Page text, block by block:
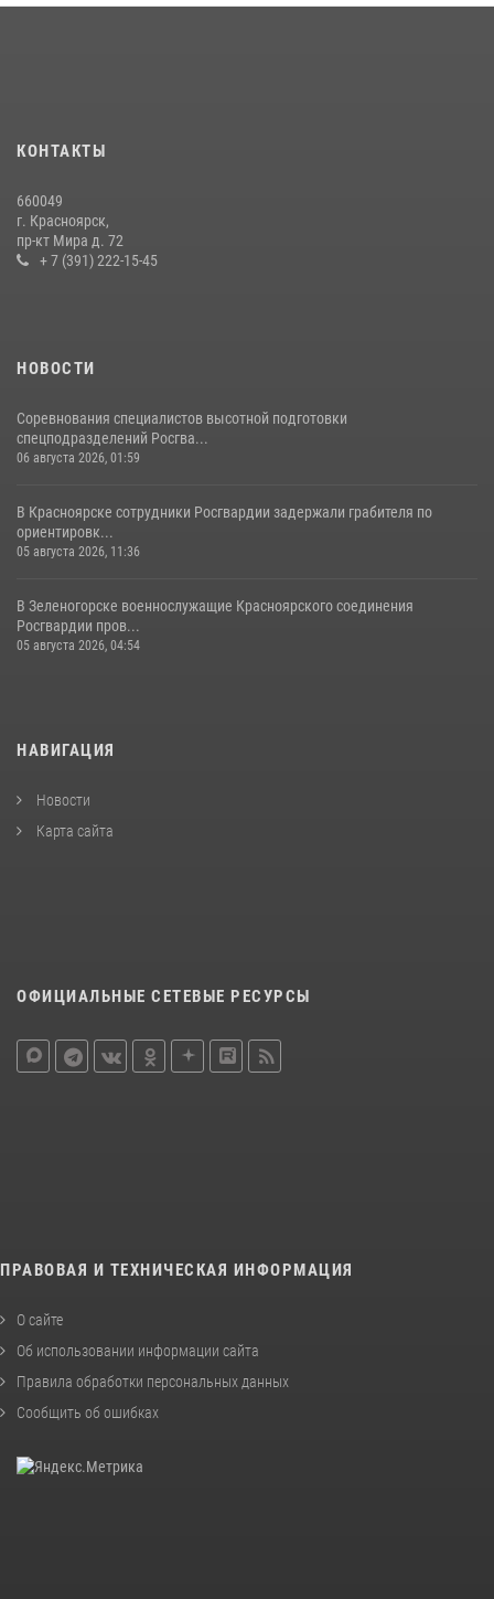
Красноярскому краю.
10 июля 2026, 06:21
КОНТАКТЫ
660049
г. Красноярск,
пр-кт Мира д. 72
+ 7 (391) 222-15-45
НОВОСТИ
Соревнования специалистов высотной подготовки
спецподразделений Росгва...
06 августа 2026, 01:59
В Красноярске сотрудники Росгвардии задержали грабителя по
ориентировк...
05 августа 2026, 11:36
В Зеленогорске военнослужащие Красноярского соединения
Росгвардии пров...
05 августа 2026, 04:54
НАВИГАЦИЯ
Новости
Карта сайта
ОФИЦИАЛЬНЫЕ СЕТЕВЫЕ РЕСУРСЫ
ПРАВОВАЯ И ТЕХНИЧЕСКАЯ ИНФОРМАЦИЯ
О сайте
Об использовании информации сайта
Правила обработки персональных данных
Сообщить об ошибках